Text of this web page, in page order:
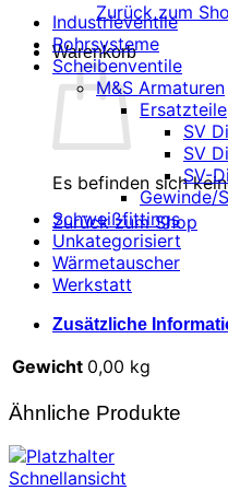
Zurück zum
Warenkorb
Es befinden sich
Zurück zum Shop
Industrieventile
Rohrsysteme
Scheibenventile
M&S Armaturen
Ersatzteile
SV
SV
SV-
Gewinde/
Schweißfittings
Unkategorisiert
Wärmetauscher
Werkstatt
Zusätzliche
Gewicht 0,00 kg
Ähnliche Produkte
Schnellansicht